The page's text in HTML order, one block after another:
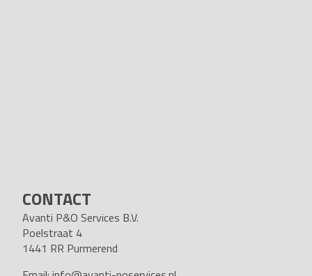
CONTACT
Avanti P&O Services B.V.
Poelstraat 4
1441 RR Purmerend